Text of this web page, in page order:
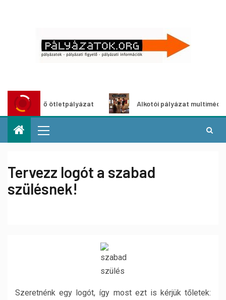
ötletpályázat Alkotói pályázat multimédia-
Tervezz logót a szabad
szülésnek!
Szeretnénk egy logót, így most ezt is kérjük tőletek: